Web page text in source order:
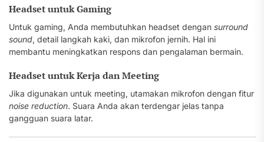
Headset untuk Gaming
Untuk gaming, Anda membutuhkan headset dengan surround
sound, detail langkah kaki, dan mikrofon jernih. Hal ini
membantu meningkatkan respons dan pengalaman bermain.
Headset untuk Kerja dan Meeting
Jika digunakan untuk meeting, utamakan mikrofon dengan fitur
noise reduction. Suara Anda akan terdengar jelas tanpa
gangguan suara latar.